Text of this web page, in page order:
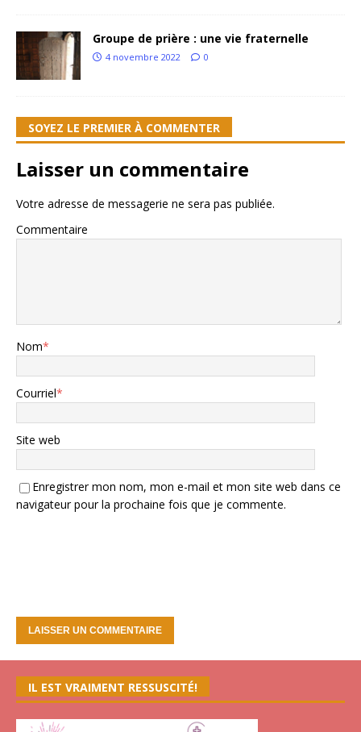
Groupe de prière : une vie fraternelle
4 novembre 2022 0
SOYEZ LE PREMIER À COMMENTER
Laisser un commentaire
Votre adresse de messagerie ne sera pas publiée.
Commentaire
Nom*
Courriel*
Site web
Enregistrer mon nom, mon e-mail et mon site web dans ce
navigateur pour la prochaine fois que je commente.
IL EST VRAIMENT RESSUSCITÉ!